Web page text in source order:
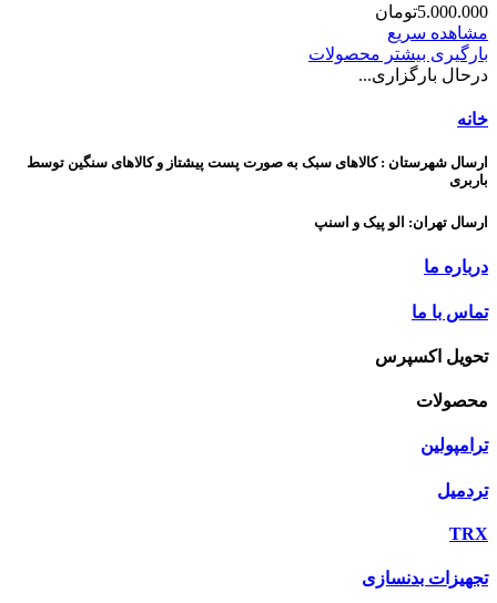
تومان5.000.000
مشاهده سریع
بارگیری بیشتر محصولات
درحال بارگزاری...
خانه
ارسال شهرستان : کالاهای سبک به صورت پست پیشتاز و کالاهای سنگین توسط
باربری
ارسال تهران: الو پیک و اسنپ
درباره ما
تماس با ما
تحویل اکسپرس
محصولات
ترامپولین
تردمیل
TRX
تجهیزات بدنسازی